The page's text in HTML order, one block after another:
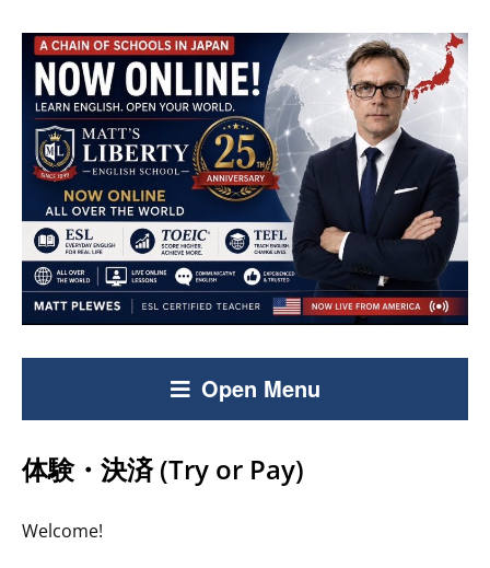
Open Menu
体験・決済 (Try or Pay)
Welcome!